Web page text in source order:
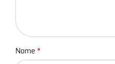
Nome *